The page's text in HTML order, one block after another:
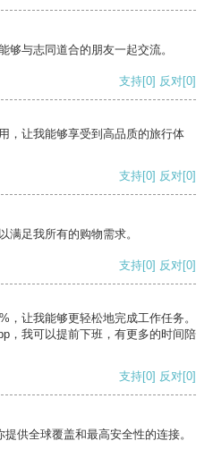
够与志同道合的朋友一起交流。
支持[0] 反对[0]
，让我能够享受到高品质的旅行体
支持[0] 反对[0]
满足我所有的购物需求。
支持[0] 反对[0]
，让我能够更轻松地完成工作任务。
，我可以提前下班，有更多的时间陪
支持[0] 反对[0]
供全球覆盖和最高安全性的连接。